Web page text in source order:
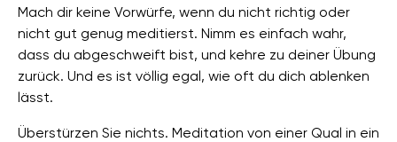
Mach dir keine Vorwürfe, wenn du nicht richtig oder
nicht gut genug meditierst. Nimm es einfach wahr,
dass du abgeschweift bist, und kehre zu deiner Übung
zurück. Und es ist völlig egal, wie oft du dich ablenken
lässt.
Überstürzen Sie nichts. Meditation von einer Qual in ein